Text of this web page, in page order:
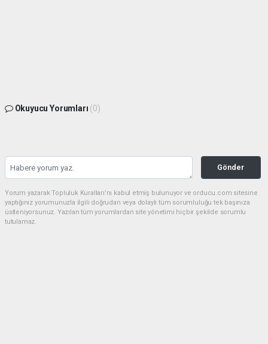
Okuyucu Yorumları (0)
Gönder
Yorum yazarak Topluluk Kuralları’nı kabul etmiş bulunuyor ve orducu.com sitesine
yaptığınız yorumunuzla ilgili doğrudan veya dolaylı tüm sorumluluğu tek başınıza
üstleniyorsunuz. Yazılan tüm yorumlardan site yönetimi hiçbir şekilde sorumlu
tutulamaz.